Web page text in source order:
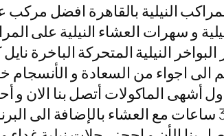
النيلية بالقاهرة افضل مركب
و سهرات العشاء النيلية على
النيلية المتحركة الباخرة
اجواء من السعادة و الأنسجام
أشهى الماكولات أتصل بنا الان
العائمة حيث الابحار على نيل القاهرة لمدة 3 ساعات